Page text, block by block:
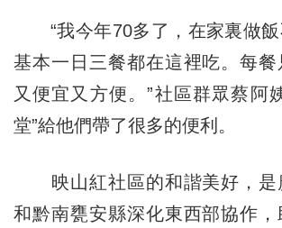
“我今年70多了，在家裏做飯
基本一日三餐都在這裡吃。每餐
又便宜又方便。”社區群眾蔡阿
堂”給他們帶了很多的便利。
映山紅社區的和諧美好，是
和黔南甕安縣深化東西部協作